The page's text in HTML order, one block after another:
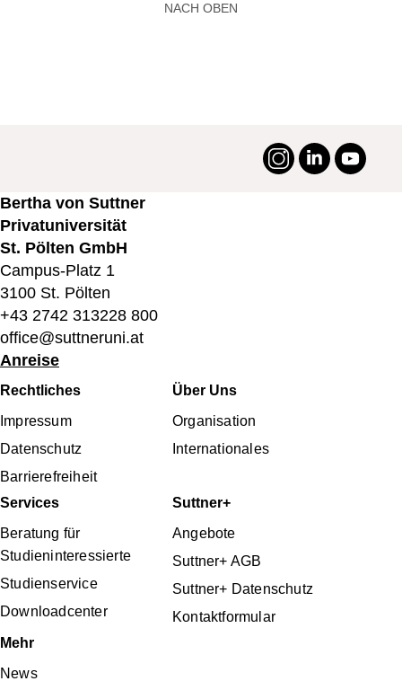
NACH OBEN
#suttneruni
Instagram
LinkedIn
Bertha von Suttner
Privatuniversität
St. Pölten GmbH
Campus-Platz 1
3100 St. Pölten
+43 2742 313228 800
office@suttneruni.at
Anreise
Fußbereichsmenü
Rechtliches
Impressum
Datenschutz
Barrierefreiheit
Über Uns
Organisation
Internationales
Services
Beratung für
Studieninteressierte
Studienservice
Downloadcenter
Suttner+
Angebote
Suttner+ AGB
Suttner+ Datenschutz
Kontaktformular
Mehr
News